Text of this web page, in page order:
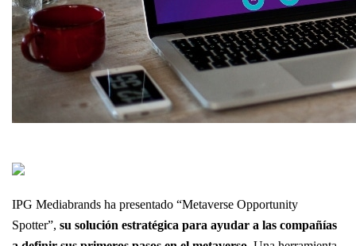
IPG Mediabrands ha presentado “Metaverse Opportunity
Spotter”, su solución estratégica para ayudar a las compañías